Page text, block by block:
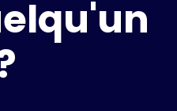
pris en charge